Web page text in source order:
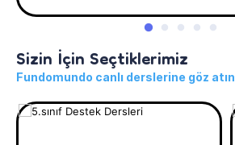
Sizin İçin Seçtiklerimiz
Fundomundo canlı derslerine göz atın